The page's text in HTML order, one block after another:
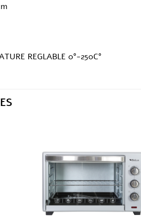
REGLABLE 0°-250C°